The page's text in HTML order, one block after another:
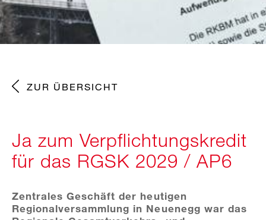
ZUR ÜBERSICHT
Ja zum Verpflichtungskredit
für das RGSK 2029 / AP6
Zentrales Geschäft der heutigen
Regionalversammlung in Neuenegg war das